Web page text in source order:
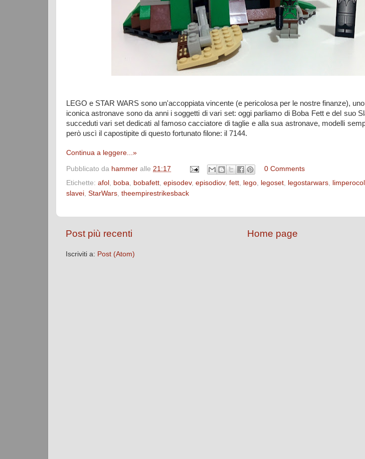
LEGO e STAR WARS sono un'accoppiata vincente (e pericolosa per le nostre finanze),
iconica astronave sono da anni i soggetti di vari set: oggi parliamo di Boba Fett e del suo
succeduti vari set dedicati al famoso cacciatore di taglie e alla sua astronave, modelli
però uscì il capostipite di questo fortunato filone: il 7144.
Continua a leggere...»
Pubblicato da hammer alle 21:17
0 Comments
Etichette: afol boba bobafett episodev, episodiov, fett lego legoset legostarwars
slavei ‎StarWars theempirestrikesback
Post più recenti Home page
Iscriviti a: Post (Atom)